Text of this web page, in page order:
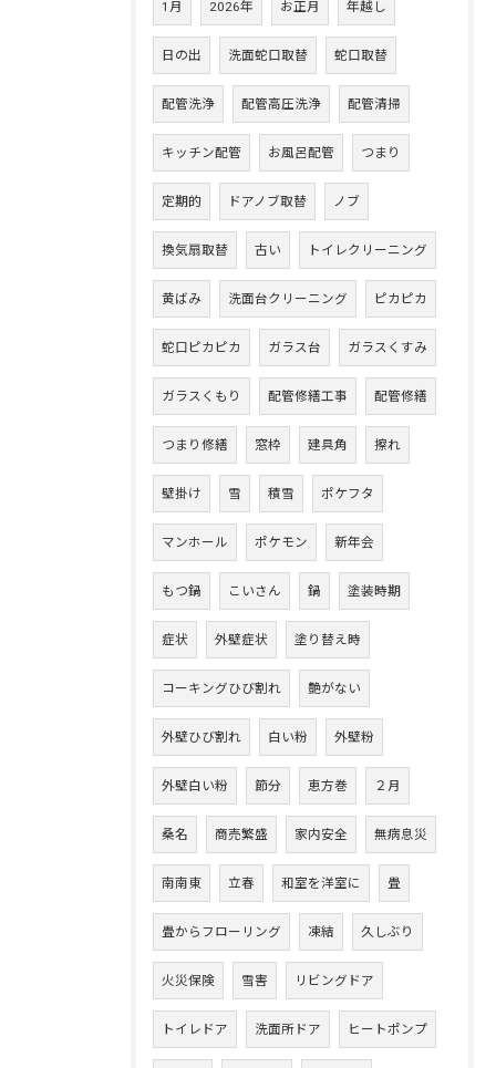
1月 2026年 お正月 年越し
日の出 洗面蛇口取替 蛇口取替
配管洗浄 配管高圧洗浄 配管清掃
キッチン配管 お風呂配管 つまり
定期的 ドアノブ取替 ノブ
換気扇取替 古い トイレクリーニング
黄ばみ 洗面台クリーニング ピカピカ
蛇口ピカピカ ガラス台 ガラスくすみ
ガラスくもり 配管修繕工事 配管修繕
つまり修繕 窓枠 建具角 擦れ
壁掛け 雪 積雪 ポケフタ
マンホール ポケモン 新年会
もつ鍋 こいさん 鍋 塗装時期
症状 外壁症状 塗り替え時
コーキングひび割れ 艶がない
外壁ひび割れ 白い粉 外壁粉
外壁白い粉 節分 恵方巻 ２月
桑名 商売繁盛 家内安全 無病息災
南南東 立春 和室を洋室に 畳
畳からフローリング 凍結 久しぶり
火災保険 雪害 リビングドア
トイレドア 洗面所ドア ヒートポンプ